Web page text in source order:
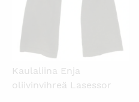
Kaulaliina Enja
oliivinvihreä Lasessor